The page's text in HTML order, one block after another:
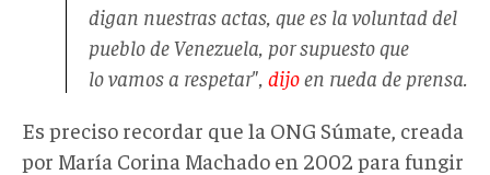
digan nuestras actas, que es la voluntad del
pueblo de Venezuela, por supuesto que
lo vamos a respetar", dijoen rueda de prensa.
Es preciso recordar que la ONG Súmate, creada
por María Corina Machado en 2002 para fungir